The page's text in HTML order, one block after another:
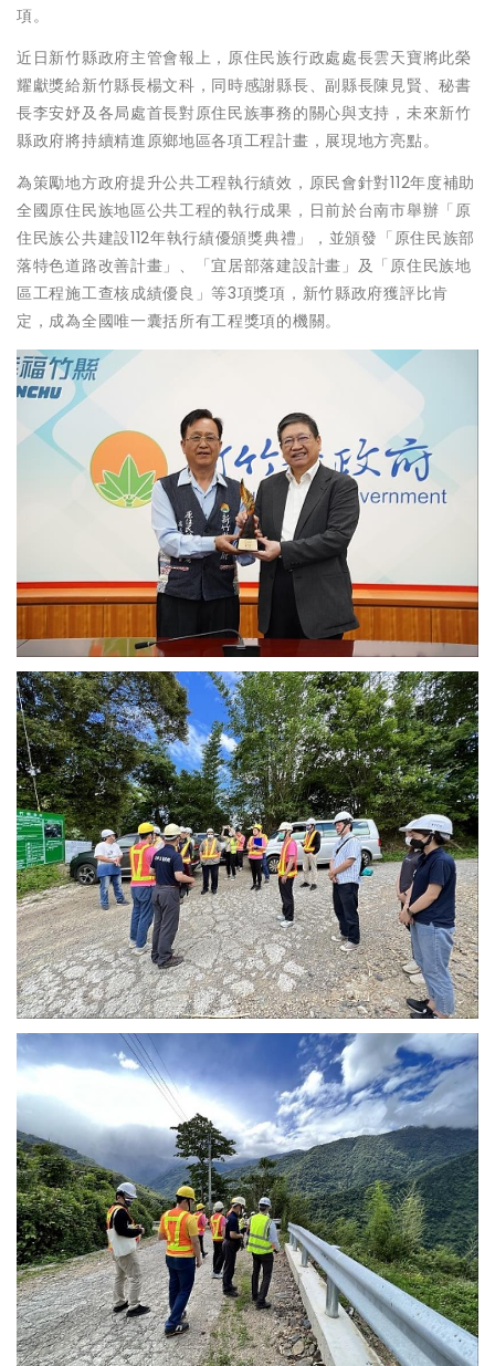
項。
近日新竹縣政府主管會報上，原住民族行政處處長雲天寶將此榮
耀獻獎給新竹縣長楊文科，同時感謝縣長、副縣長陳見賢、秘書
長李安妤及各局處首長對原住民族事務的關心與支持，未來新竹
縣政府將持續精進原鄉地區各項工程計畫，展現地方亮點。
為策勵地方政府提升公共工程執行績效，原民會針對112年度補助
全國原住民族地區公共工程的執行成果，日前於台南市舉辦「原
住民族公共建設112年執行績優頒獎典禮」，並頒發「原住民族部
落特色道路改善計畫」、「宜居部落建設計畫」及「原住民族地
區工程施工查核成績優良」等3項獎項，新竹縣政府獲評比肯
定，成為全國唯一囊括所有工程獎項的機關。